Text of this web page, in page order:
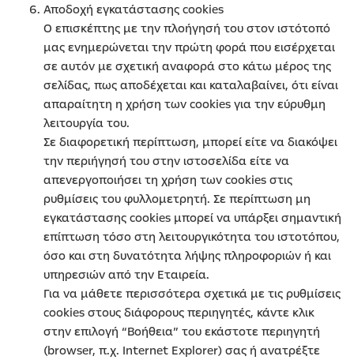
Αποδοχή εγκατάστασης cookies
Ο επισκέπτης με την πλοήγησή του στον ιστότοπό
μας ενημερώνεται την πρώτη φορά που εισέρχεται
σε αυτόν με σχετική αναφορά στο κάτω μέρος της
σελίδας, πως αποδέχεται και καταλαβαίνει, ότι είναι
απαραίτητη η χρήση των cookies για την εύρυθμη
λειτουργία του.
Σε διαφορετική περίπτωση, μπορεί είτε να διακόψει
την περιήγησή του στην ιστοσελίδα είτε να
απενεργοποιήσει τη χρήση των cookies στις
ρυθμίσεις του φυλλομετρητή. Σε περίπτωση μη
εγκατάστασης cookies μπορεί να υπάρξει σημαντική
επίπτωση τόσο στη λειτουργικότητα του ιστοτόπου,
όσο και στη δυνατότητα λήψης πληροφοριών ή και
υπηρεσιών από την Eταιρεία.
Για να μάθετε περισσότερα σχετικά με τις ρυθμίσεις
cookies στους διάφορους περιηγητές, κάντε κλικ
στην επιλογή “Βοήθεια” του εκάστοτε περιηγητή
(browser, π.χ. Internet Explorer) σας ή ανατρέξτε